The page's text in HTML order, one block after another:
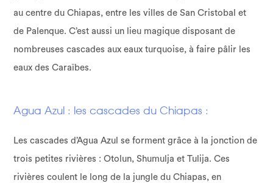
au centre du Chiapas, entre les villes de San Cristobal et
de Palenque. C’est aussi un lieu magique disposant de
nombreuses cascades aux eaux turquoise, à faire pâlir les
eaux des Caraïbes.
Agua Azul : les cascades du Chiapas :
Les cascades d’Agua Azul se forment grâce à la jonction de
trois petites rivières : Otolun, Shumulja et Tulija. Ces
rivières coulent le long de la jungle du Chiapas, en